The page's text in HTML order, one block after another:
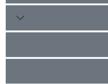
های الهی و معنوی قوام یافته
ایران را در مقایسه با
نوین، جامع و متعالی قلمداد